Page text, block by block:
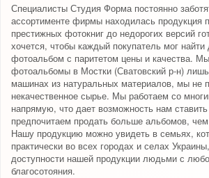
Специалисты Студия Форма постоянно
ассортименте фирмы находилась продукция
престижных фотокниг до недорогих версий
хочется, чтобы каждый покупатель мог найти
фотоальбом с паритетом цены и качества.
фотоальбомы в Мостки (Сватовский р-н)
машинах из натуральных материалов, мы не
некачественное сырье. Мы работаем со
напрямую, что дает возможность нам
предпочитаем продать больше альбомов,
Нашу продукцию можно увидеть в семьях,
практически во всех городах и селах
доступности нашей продукции людьми с
благосотояния.